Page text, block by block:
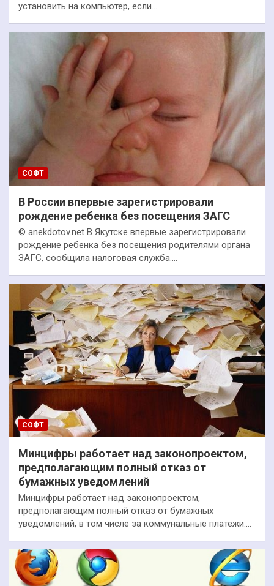
установить на компьютер, если…
СОФТ
В России впервые зарегистрировали
рождение ребенка без посещения ЗАГС
© anekdotov.net В Якутске впервые зарегистрировали
рождение ребенка без посещения родителями органа
ЗАГС, сообщила налоговая служба.…
СОФТ
Минцифры работает над законопроектом,
предполагающим полный отказ от
бумажных уведомлений
Минцифры работает над законопроектом,
предполагающим полный отказ от бумажных
уведомлений, в том числе за коммунальные платежи.…